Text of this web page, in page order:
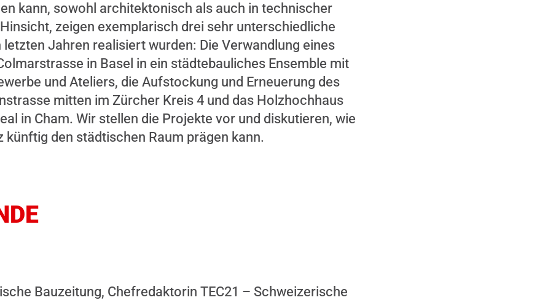
INHALT ANZEIGEN
kann, sowohl architektonisch als auch in technischer
zeigen exemplarisch drei sehr unterschiedliche
letzten Jahren realisiert wurden: Die Verwandlung eines
in Basel in ein städtebauliches Ensemble mit
und Ateliers, die Aufstockung und Erneuerung des
mitten im Zürcher Kreis 4 und das Holzhochhaus
in Cham. Wir stellen die Projekte vor und diskutieren, wie
künftig den städtischen Raum prägen kann.
Bauzeitung, Chefredaktorin TEC21 – Schweizerische